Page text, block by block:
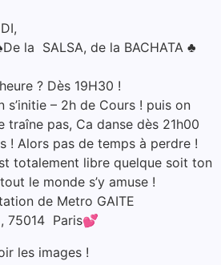
la SALSA, de la BACHATA ♣️
? Dès 19H30 !
s’initie – 2h de Cours ! puis on
traîne pas, Ca danse dès 21h00
! Alors pas de temps à perdre !
totalement libre quelque soit ton
le monde s’y amuse !
de Metro GAITE
75014 Paris💕
les images !